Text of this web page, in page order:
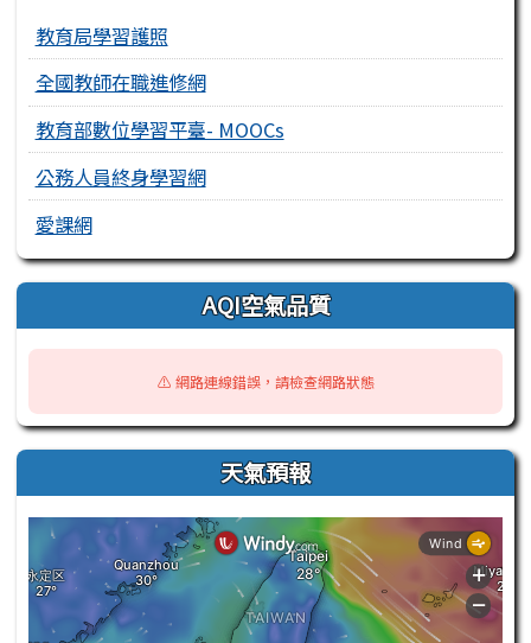
教育局學習護照
全國教師在職進修網
教育部數位學習平臺- MOOCs
公務人員終身學習網
愛課網
AQI空氣品質
⚠️ 網路連線錯誤，請檢查網路狀態
天氣預報